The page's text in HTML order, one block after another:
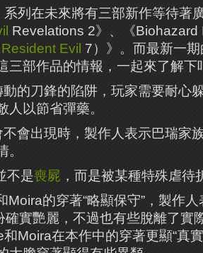
系列在未來將有三部新作等待著
Revelations 2》、《Biohazard
Resident Evil 7）》。而最新一
三部作品的情報，一起來了解下
的刀鋒的陷阱，玩家需要耐心
人以節省彈藥。
會​​出現時，製作人表示巴瑞家
。
不是喪屍 ，而是被某種特殊虐待
Moira的穿著“略顯保守”，製作
確實艷麗，不過也有些脫離了實
Moira在本作中的穿著更顯“真